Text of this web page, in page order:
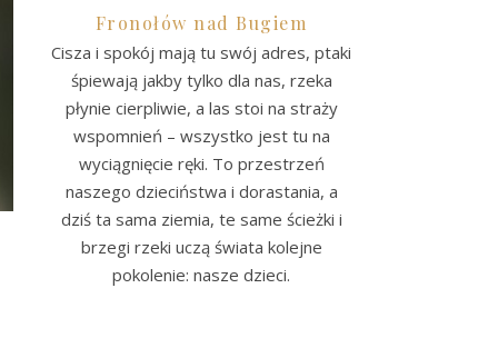
Fronołów nad Bugiem
Cisza i spokój mają tu swój adres, ptaki
śpiewają jakby tylko dla nas, rzeka
płynie cierpliwie, a las stoi na straży
wspomnień – wszystko jest tu na
wyciągnięcie ręki. To przestrzeń
naszego dzieciństwa i dorastania, a
dziś ta sama ziemia, te same ścieżki i
brzegi rzeki uczą świata kolejne
pokolenie: nasze dzieci.